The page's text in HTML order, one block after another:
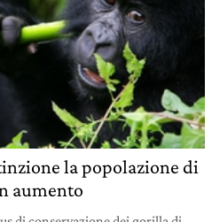
la popolazione di
aumento